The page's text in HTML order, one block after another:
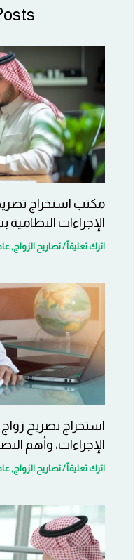
مكتب استخراج
الإجراءات
اترك تعليقاً/تصاريح الزواج,
استخراج تصريح
الإجراءات، وأهم
اترك تعليقاً/تصاريح الزواج,